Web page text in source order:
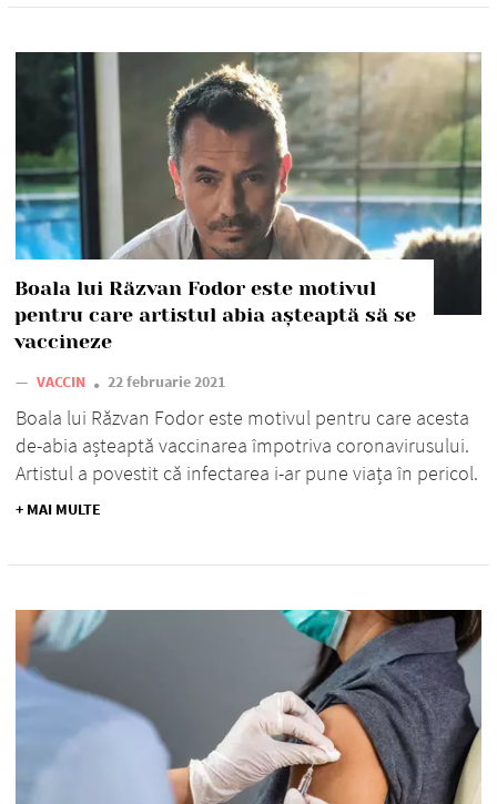
Boala lui Răzvan Fodor este motivul
pentru care artistul abia așteaptă să se
vaccineze
— VACCIN 22 februarie 2021
Boala lui Răzvan Fodor este motivul pentru care acesta
de-abia așteaptă vaccinarea împotriva coronavirusului.
Artistul a povestit că infectarea i-ar pune viața în pericol.
+ MAI MULTE